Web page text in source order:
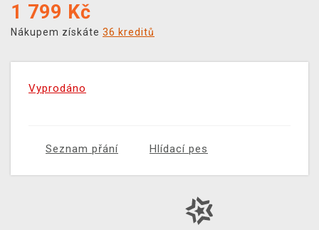
1 799 Kč
Nákupem získáte 36 kreditů
Vyprodáno
Seznam přání Hlídací pes